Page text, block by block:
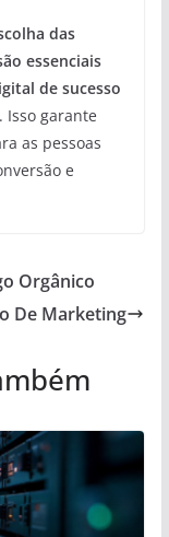
das
essenciais
de sucesso
. Isso garante
as pessoas
e
Orgânico
De Marketing